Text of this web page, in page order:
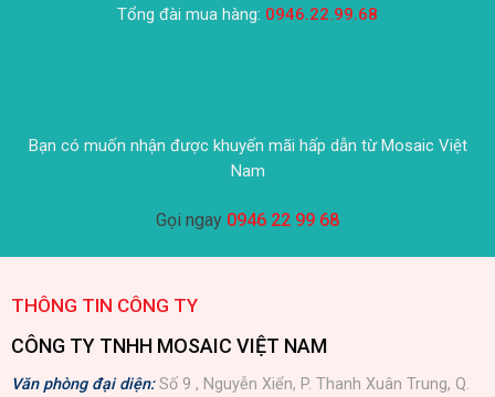
Tổng đài mua hàng: 0946.22.99.68
Bạn có muốn nhận được khuyến mãi hấp dẫn từ Mosaic Việt
Nam
Gọi ngay 0946 22 99 68
THÔNG TIN CÔNG TY
CÔNG TY TNHH MOSAIC VIỆT NAM
Văn phòng đại diện:Số 9 , Nguyễn Xiển, P. Thanh Xuân Trung, Q.